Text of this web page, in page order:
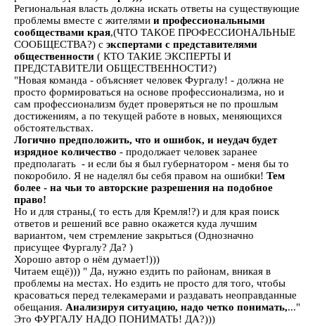
Региональная власть должна искать ответы на существующие
проблемы вместе с жителями и профессиональными
сообществами края,(ЧТО ТАКОЕ ПРОФЕССИОНАЛЬНЫЕ
СООБЩЕСТВА?) с экспертами с представителями
общественности ( КТО ТАКИЕ ЭКСПЕРТЫ И
ПРЕДСТАВИТЕЛИ ОБЩЕСТВЕННОСТИ?)
"Новая команда - объясняет человек Фургалу! - должна не
просто формироваться на основе профессионализма, но и
сам профессионализм будет проверяться не по прошлым
достижениям, а по текущей работе в новых, меняющихся
обстоятельствах.
Логично предположить, что и ошибок, и неудач будет
изрядное количество - продолжает человек заранее
предполагать - и если бы я был губернатором - меня бы то
покоробило. Я не наделял бы себя правом на ошибки! Тем
более - на чьи то авторские разрешения на подобное
право!
Но и для страны,( то есть для Кремля!?) и для края поиск
ответов и решений все равно окажется куда лучшим
вариантом, чем стремление закрыться (Однозначно
присущее Фургалу? Да? )
Хорошо автор о нём думает!)))
Читаем ещё))) " Да, нужно ездить по районам, вникая в
проблемы на местах. Но ездить не просто для того, чтобы
красоваться перед телекамерами и раздавать неоправданные
обещания. Анализируя ситуацию, надо четко понимать,..."
Это ФУРГАЛУ НАДО ПОНИМАТЬ! ДА?)))